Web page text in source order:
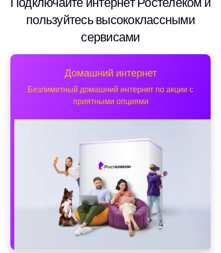
пользуйтесь высококлассными
сервисами
Домашний интернет
Безлимитный домашний интернет по акции с
приятными опциями